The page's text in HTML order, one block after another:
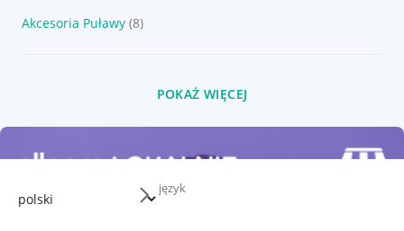
język
Akcesoria Puławy (8)
POKAŻ WIĘCEJ